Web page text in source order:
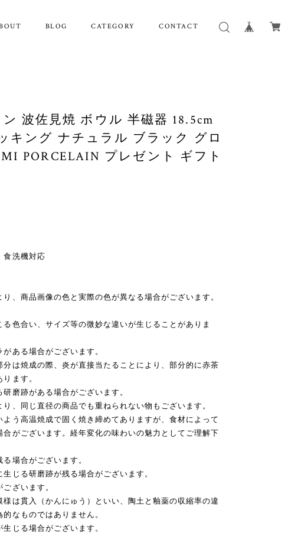
BLOG CATEGORY CONTACT
波佐見焼 ボウル 半磁器 18.5cm
キング ナチュラル ブラック グロ
PORCELAIN プレゼント ギフト
食洗機対応
り、商品画像の色と実際の色が異なる場合がございます。
色合い、サイズ等の微妙な違いが生じることがありま
ある場合がございます。
は焼成の際、炎が直接当たることにより、部分的に赤茶
ます。
磨跡がある場合がございます。
、同じ直径の商品でも重ねられない物もございます。
う高温焼成で固く焼き締めてありますが、食材によって
合がございます。経年変化の味わいの魅力としてご理解下
場合がございます。
じる研磨跡が残る場合がございます。
ざいます。
は貫入（かんにゅう）といい、陶土と釉薬の収縮率の違
なものではありません。
じる場合がございます。